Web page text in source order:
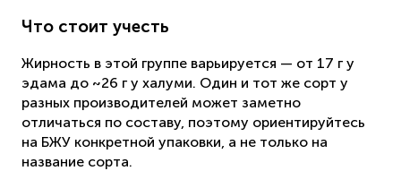
Что стоит учесть
Жирность в этой группе варьируется — от 17 г у
эдама до ~26 г у халуми. Один и тот же сорт у
разных производителей может заметно
отличаться по составу, поэтому ориентируйтесь
на БЖУ конкретной упаковки, а не только на
название сорта.